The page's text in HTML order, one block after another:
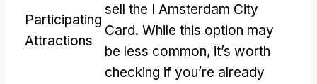
Participating
Attractions
sell the I Amsterdam City
Card. While this option may
be less common, it’s worth
checking if you’re already